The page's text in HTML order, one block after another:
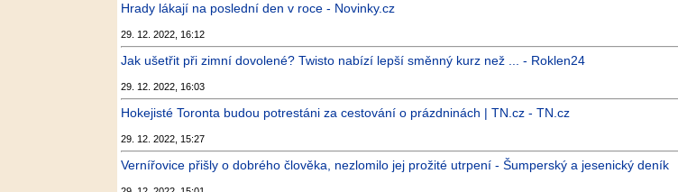
Hrady lákají na poslední den v roce - Novinky.cz
29. 12. 2022, 16:12
Jak ušetřit při zimní dovolené? Twisto nabízí lepší směnný kurz než ... - Roklen24
29. 12. 2022, 16:03
Hokejisté Toronta budou potrestáni za cestování o prázdninách | TN.cz - TN.cz
29. 12. 2022, 15:27
Vernířovice přišly o dobrého člověka, nezlomilo jej prožité utrpení - Šumperský a jesenický deník